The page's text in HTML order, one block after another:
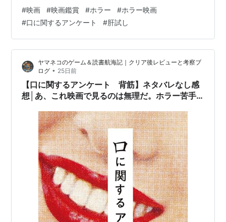
れぞれの証言によって明かされる真相の恐ろしさとは…
これから観に行く予定の方はここまでで。＊＊＊＊＊＊
＊＊＊＊＊＊＊＊＊＊＊＊＊＊清水崇監督的な怪異の見
せ方てんこ盛りでゾクゾクしましたが、ストーリーとし
ては、やはり「？？？」結局、杏ってなんだった
の？|li(σ･ω･`;)il|神木としてパワースポッ…
#映画 #映画鑑賞 #ホラー #ホラー映画
#口に関するアンケート #肝試し
ヤマネコのゲーム＆読書航海記｜クリア後レビューと考察ブ
ログ • 25日前
【口に関するアンケート 背筋】ネタバレなし感
想│あ、これ映画で見るのは無理だ。ホラー苦手